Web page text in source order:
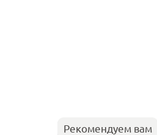
Рекомендуем вам